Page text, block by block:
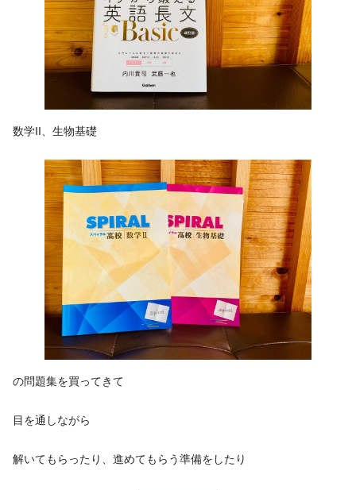
数学II、生物基礎
の問題集を買ってきて
目を通しながら
解いてもらったり、進めてもらう準備をしたり